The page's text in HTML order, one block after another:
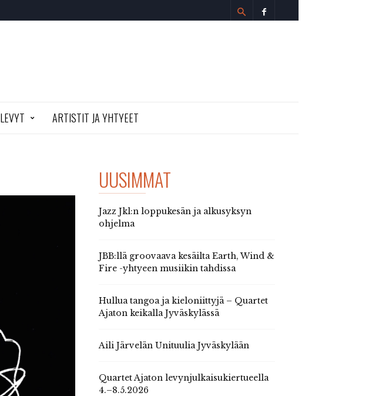
LEVYT ARTISTIT JA YHTYEET
UUSIMMAT
Jazz Jkl:n loppukesän ja alkusyksyn
ohjelma
JBB:llä groovaava kesäilta Earth, Wind &
Fire -yhtyeen musiikin tahdissa
Hullua tangoa ja kieloniittyjä – Quartet
Ajaton keikalla Jyväskylässä
Aili Järvelän Unituulia Jyväskylään
Quartet Ajaton levynjulkaisukiertueella
4.–8.5.2026